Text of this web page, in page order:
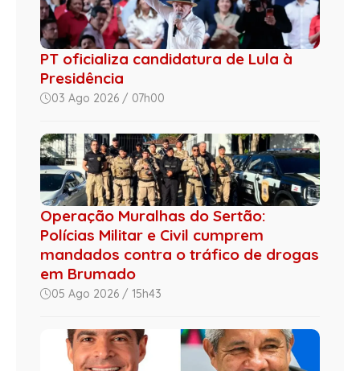
PT oficializa candidatura de Lula à
Presidência
03 Ago 2026 / 07h00
Operação Muralhas do Sertão:
Polícias Militar e Civil cumprem
mandados contra o tráfico de drogas
em Brumado
05 Ago 2026 / 15h43